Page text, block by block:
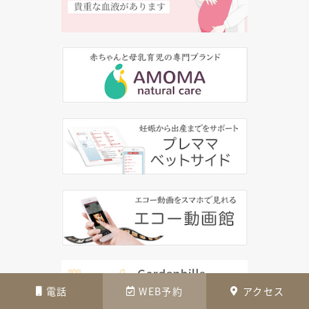
電話 WEB予約 アクセス